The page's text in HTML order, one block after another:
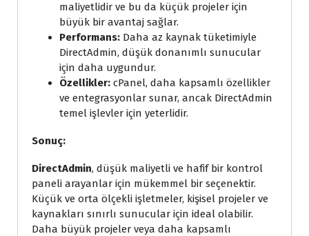
maliyetlidir ve bu da küçük projeler için
büyük bir avantaj sağlar.
Performans: Daha az kaynak tüketimiyle
DirectAdmin, düşük donanımlı sunucular
için daha uygundur.
Özellikler: cPanel, daha kapsamlı özellikler
ve entegrasyonlar sunar, ancak DirectAdmin
temel işlevler için yeterlidir.
Sonuç:
DirectAdmin, düşük maliyetli ve hafif bir kontrol
paneli arayanlar için mükemmel bir seçenektir.
Küçük ve orta ölçekli işletmeler, kişisel projeler ve
kaynakları sınırlı sunucular için ideal olabilir.
Daha büyük projeler veya daha kapsamlı